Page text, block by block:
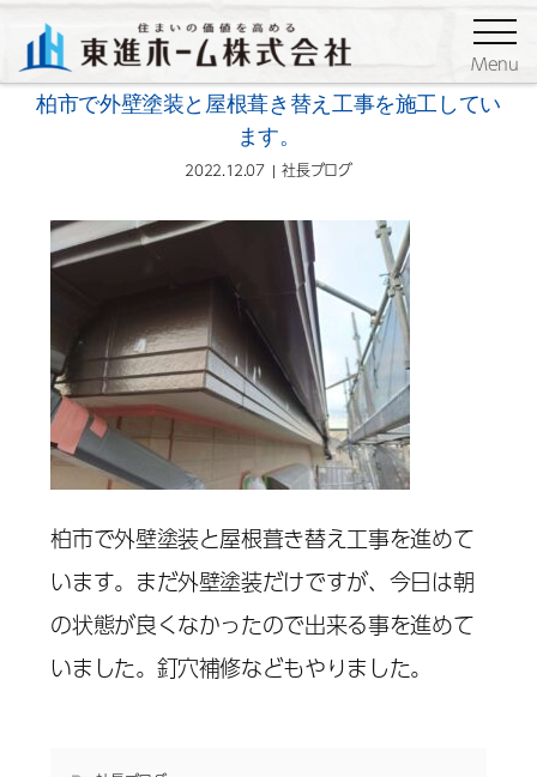
Menu
社長ブログ
柏市で外壁塗装と屋根葺き替え工事を施工してい
ます。
2022.12.07 社長ブログ
柏市で外壁塗装と屋根葺き替え工事を進めて
います。まだ外壁塗装だけですが、今日は朝
の状態が良くなかったので出来る事を進めて
いました。釘穴補修などもやりました。